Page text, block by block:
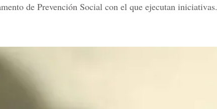
de Prevención Social con el que ejecutan iniciativas.